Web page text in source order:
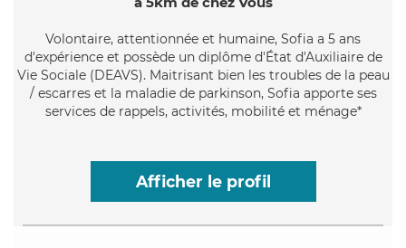
Volontaire, attentionnée et humaine, Sofia a 5 ans
d'expérience et possède un diplôme d'État d'Auxiliaire de
Vie Sociale (DEAVS). Maitrisant bien les troubles de la peau
/ escarres et la maladie de parkinson, Sofia apporte ses
services de rappels, activités, mobilité et ménage*
Afficher le profil